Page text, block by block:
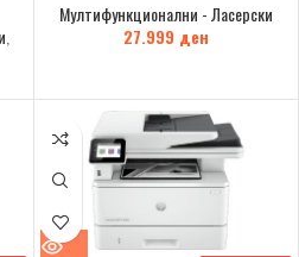
Мултифункционални - Ласерски
27.999 ден